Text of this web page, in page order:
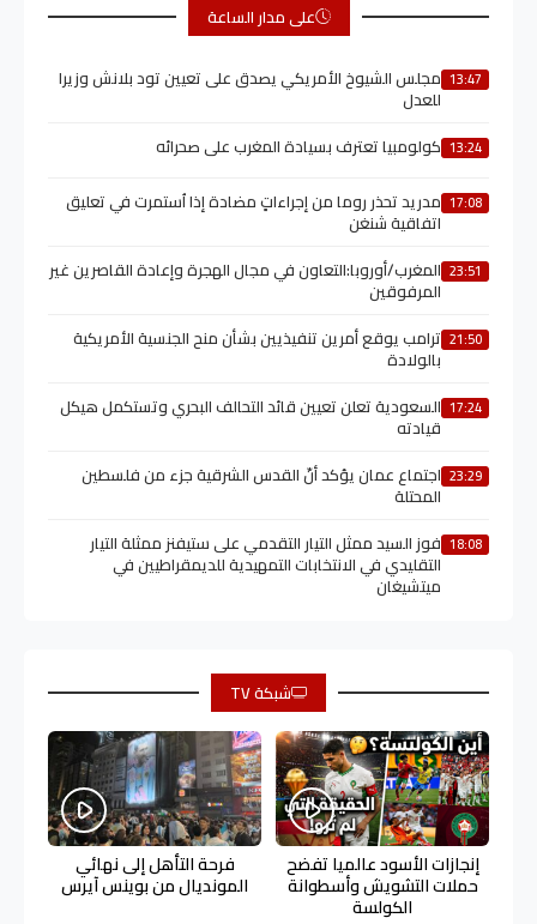
على مدار الساعة
13:47 مجلس الشيوخ الأمريكي يصدق على تعيين تود بلانش وزيرا
للعدل
13:24 كولومبيا تعترف بسيادة المغرب على صحرائه
17:08 مدريد تحذر روما من إجراءاتٍ مضادة إذا اُستمرت في تعليق
اتفاقية شنغن
23:51 المغرب/أوروبا:التعاون في مجال الهجرة وإعادة القاصرين غير
المرفوقين
21:50 ترامب يوقع أمرين تنفيذيين بشأن منح الجنسية الأمريكية
بالولادة
17:24 السعودية تعلن تعيين قائد التحالف البحري وتستكمل هيكل
قيادته
23:29 اجتماع عمان يؤكد أنّ القدس الشرقية جزء من فلسطين
المحتلة
18:08 فوز السيد ممثل التيار التقدمي على ستيفنز ممثلة التيار
التقليدي في الانتخابات التمهيدية للديمقراطيين في
ميتشيغان
شبكة TV
إنجازات الأسود عالميا تفضح
حملات التشويش وأسطوانة
الكولسة
فرحة التأهل إلى نهائي
المونديال من بوينس آيرس